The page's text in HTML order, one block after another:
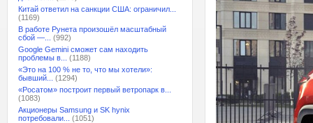
Китай ответил на санкции США: ограничил...
(1169)
В работе Рунета произошёл масштабный
сбой —...
(992)
Google Gemini сможет сам находить
проблемы в...
(1188)
«Это на 100 % не то, что мы хотели»:
бывший...
(1294)
«Росатом» построит первый ветропарк в...
(1083)
Акционеры Samsung и SK hynix
потребовали...
(1051)